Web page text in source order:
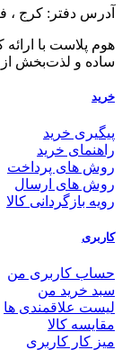
آدرس دفتر: کرج ، فردیس | 7 روز
هوم پلاست با ارائه
ساده و لذت‌بخش از
خرید
پیگیری خرید
راهنمای خرید
روش های پرداخت
روش های ارسال
رویه بازگردانی کالا
کاربری
حساب کاربری من
سبد خرید من
لیست علاقمندی ها
مقایسه کالا
میز کار کاربری